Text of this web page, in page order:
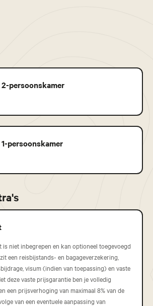
2-persoonskamer
1-persoonskamer
is niet inbegrepen en kan optioneel toegevoegd
een reisbijstands- en bagageverzekering,
visum (indien van toepassing) en vaste
deze vaste prijsgarantie ben je volledig
een prijsverhoging van maximaal 8% van de
van een eventuele aanpassing van